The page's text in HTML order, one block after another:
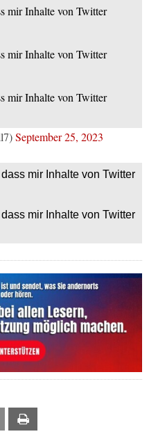
mir Inhalte von Twitter
mir Inhalte von Twitter
mir Inhalte von Twitter
September 25, 2023
mir Inhalte von Twitter
mir Inhalte von Twitter
Email